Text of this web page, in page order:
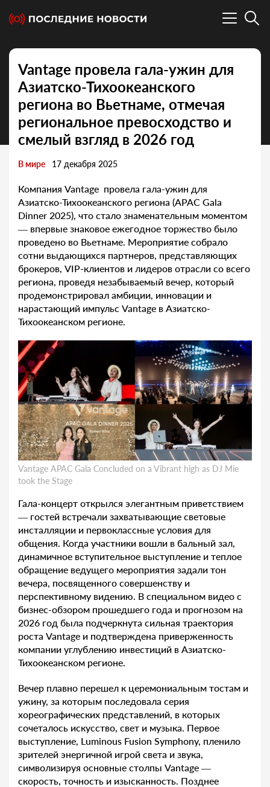
Vantage провела гала-ужин для
Азиатско-Тихоокеанского
региона во Вьетнаме, отмечая
региональное превосходство и
смелый взгляд в 2026 год
В мире 17 декабря 2025
Компания Vantage провела гала-ужин для
Азиатско-Тихоокеанского региона (APAC Gala
Dinner 2025), что стало знаменательным моментом
— впервые знаковое ежегодное торжество было
проведено во Вьетнаме. Мероприятие собрало
сотни выдающихся партнеров, представляющих
брокеров, VIP-клиентов и лидеров отрасли со всего
региона, проведя незабываемый вечер, который
продемонстрировал амбиции, инновации и
нарастающий импульс Vantage в Азиатско-
Тихоокеанском регионе.
Vantage APAC Gala Concluded on a Vibrant high as DJ Mie
took the Stage
Гала-концерт открылся элегантным приветствием
— гостей встречали захватывающие световые
инсталляции и первоклассные условия для
общения. Когда участники вошли в бальный зал,
динамичное вступительное выступление и теплое
обращение ведущего мероприятия задали тон
вечера, посвященного совершенству и
перспективному видению. В специальном видео с
бизнес-обзором прошедшего года и прогнозом на
2026 год была подчеркнута сильная траектория
роста Vantage и подтверждена приверженность
компании углублению инвестиций в Азиатско-
Тихоокеанском регионе.
Вечер плавно перешел к церемониальным тостам и
ужину, за которым последовала серия
хореографических представлений, в которых
сочеталось искусство, свет и музыка. Первое
выступление, Luminous Fusion Symphony, пленило
зрителей энергичной игрой света и звука,
символизируя основные столпы Vantage —
скорость, точность и изысканность. Позднее